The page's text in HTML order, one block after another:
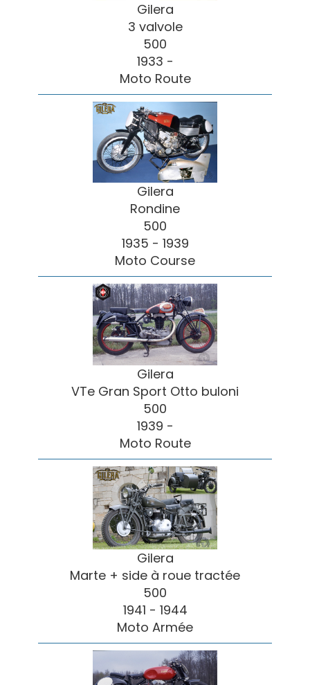
Gilera
3 valvole
500
1933 -
Moto Route
Gilera
Rondine
500
1935 - 1939
Moto Course
Gilera
VTe Gran Sport Otto buloni
500
1939 -
Moto Route
Gilera
Marte + side à roue tractée
500
1941 - 1944
Moto Armée